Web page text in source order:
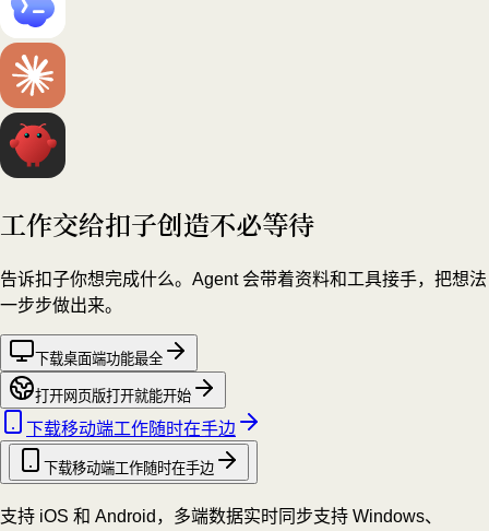
工作交给扣子创造不必等待
告诉扣子你想完成什么。Agent 会带着资料和工具接手，把想法
一步步做出来。
下载桌面端功能最全
打开网页版打开就能开始
下载移动端工作随时在手边
下载移动端工作随时在手边
支持 iOS 和 Android，多端数据实时同步支持 Windows、